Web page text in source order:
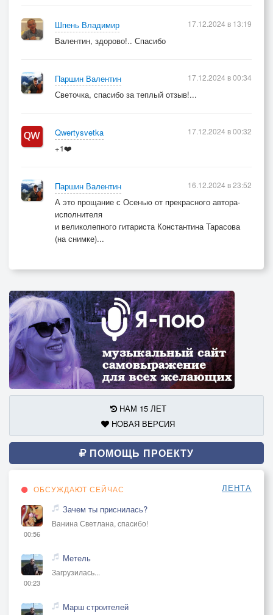
Шпень Владимир
Валентин, здорово!.. Спасибо
17.12.2024 в 13:19
Паршин Валентин
Светочка, спасибо за теплый отзыв!...
17.12.2024 в 00:34
Qwertysvetka
+1❤️
17.12.2024 в 00:32
Паршин Валентин
А это прощание с Осенью от прекрасного автора-
исполнителя
и великолепного гитариста Константина Тарасова
(на снимке)...
16.12.2024 в 23:52
НАМ 15 ЛЕТ
НОВАЯ ВЕРСИЯ
ПОМОЩЬ ПРОЕКТУ
ОБСУЖДАЮТ СЕЙЧАС ЛЕНТА
00:56
Зачем ты приснилась?
Ванина Светлана, спасибо!
00:23
Метель
Загрузилась...
Марш строителей